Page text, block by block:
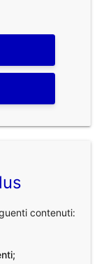
contenuti: